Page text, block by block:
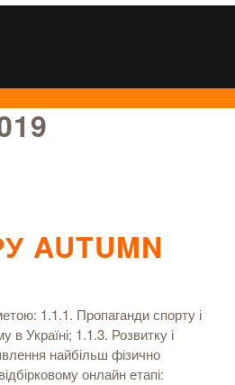
AUTUMN
1.1.1. Пропаганди спорту і
в Україні; 1.1.3. Розвитку і
найбільш фізично
онлайн етапі: